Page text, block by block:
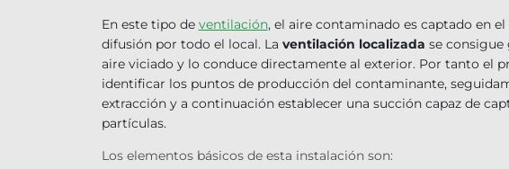
En este tipo de ventilación, el aire contaminado es captado en
difusión por todo el local. La ventilación localizada se consigue
aire viciado y lo conduce directamente al exterior. Por tanto el
identificar los puntos de producción del contaminante,
extracción y a continuación establecer una succión capaz de
partículas.
Los elementos básicos de esta instalación son: